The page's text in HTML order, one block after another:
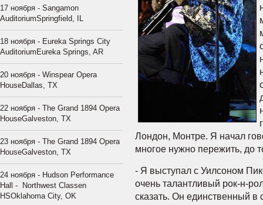
17 ноября - Sangamon
AuditoriumSpringfield, IL
18 ноября - Eureka Springs City
AuditoriumEureka Springs, AR
20 ноября - Winspear Opera
HouseDallas, TX
22 ноября - The Grand 1894 Opera
HouseGalveston, TX
23 ноября - The Grand 1894 Opera
HouseGalveston, TX
24 ноября - Hudson Performance
Hall - Northwest Classen
HSOklahoma City, OK
Лондон, Монтре. Я начал
многое нужно пережить, до
- Я выступал с Уилсоном
очень талантливый рок-н-
сказать. Он единственный